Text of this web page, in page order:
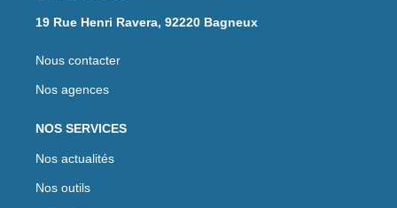
19 Rue Henri Ravera, 92220 Bagneux
Nous contacter
Nos agences
NOS SERVICES
Nos actualités
Nos outils